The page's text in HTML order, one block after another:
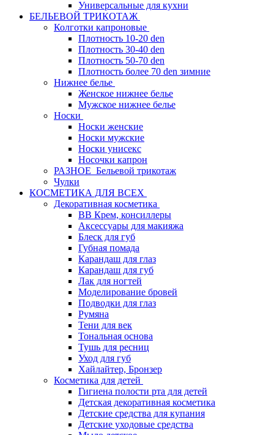
Универсальные для кухни
БЕЛЬЕВОЙ ТРИКОТАЖ
Колготки капроновые
Плотность 10-20 den
Плотность 30-40 den
Плотность 50-70 den
Плотность более 70 den зимние
Нижнее белье
Женское нижнее белье
Мужское нижнее белье
Носки
Носки женские
Носки мужские
Носки унисекс
Носочки капрон
РАЗНОЕ_Бельевой трикотаж
Чулки
КОСМЕТИКА ДЛЯ ВСЕХ
Декоративная косметика
BB Крем, консиллеры
Аксессуары для макияжа
Блеск для губ
Губная помада
Карандаш для глаз
Карандаш для губ
Лак для ногтей
Моделирование бровей
Подводки для глаз
Румяна
Тени для век
Тональная основа
Тушь для ресниц
Уход для губ
Хайлайтер, Бронзер
Косметика для детей
Гигиена полости рта для детей
Детская декоративная косметика
Детские средства для купания
Детские уходовые средства